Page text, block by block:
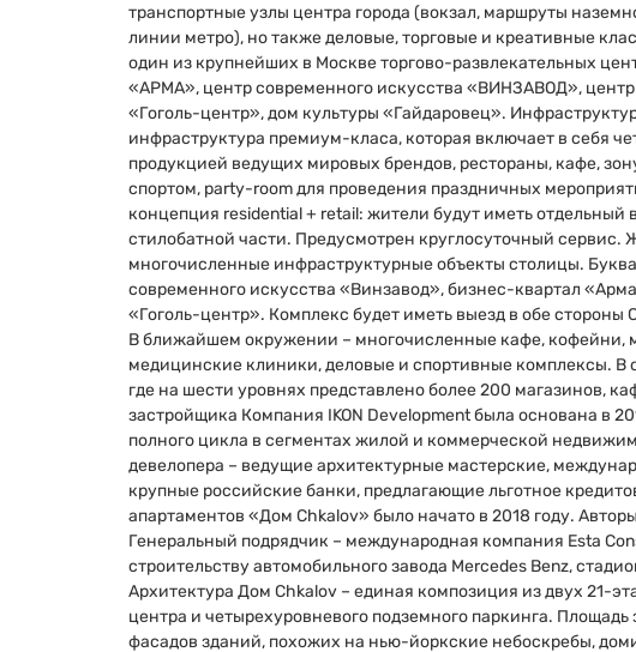
транспортные узлы центра города (вокзал, маршруты
линии метро), но также деловые, торговые и креативные
один из крупнейших в Москве торгово-развлекательных
«АРМА», центр современного искусства «ВИНЗАВОД», центр
«Гоголь-центр», дом культуры «Гайдаровец».
инфраструктура премиум-класа, которая включает в себя
продукцией ведущих мировых брендов, рестораны, кафе,
спортом, party-room для проведения праздничных
концепция residential + retail: жители будут иметь отдельный
стилобатной части. Предусмотрен круглосуточный
многочисленные инфраструктурные объекты столицы.
современного искусства «Винзавод», бизнес-квартал
«Гоголь-центр». Комплекс будет иметь выезд в обе стороны
В ближайшем окружении – многочисленные кафе, кофейни,
медицинские клиники, деловые и спортивные комплексы.
где на шести уровнях представлено более 200 магазинов,
застройщика Компания IKON Development была основана в
полного цикла в сегментах жилой и коммерческой
девелопера – ведущие архитектурные мастерские,
крупные российские банки, предлагающие льготное
апартаментов «Дом Chkalov» было начато в 2018 году.
Генеральный подрядчик – международная компания Esta
строительству автомобильного завода Mercedes Benz,
Архитектура Дом Chkalov – единая композиция из двух 21-
центра и четырехуровневого подземного паркинга. Площадь
фасадов зданий, похожих на нью-йоркские небоскребы,